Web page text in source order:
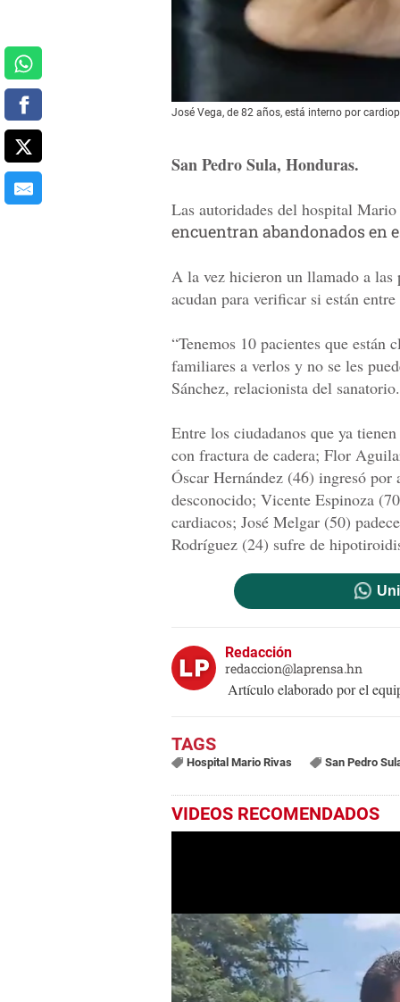
José Vega, de 82 años, está interno por
San Pedro Sula, Honduras.
Las autoridades del hospital
encuentran abandonados en
A la vez hicieron un llamado a las
acudan para verificar si están
“Tenemos 10 pacientes que están
familiares a verlos y no se les
Sánchez, relacionista del sanatorio.
Entre los ciudadanos que ya
con fractura de cadera; Flor
Óscar Hernández (46) ingresó
desconocido; Vicente Espinoza
cardiacos; José Melgar (50)
Rodríguez (24) sufre de
Redacción
redaccion@laprensa.hn
Artículo elaborado por el
Hospital Mario Rivas San Pedro
VIDEOS RECOMENDADOS